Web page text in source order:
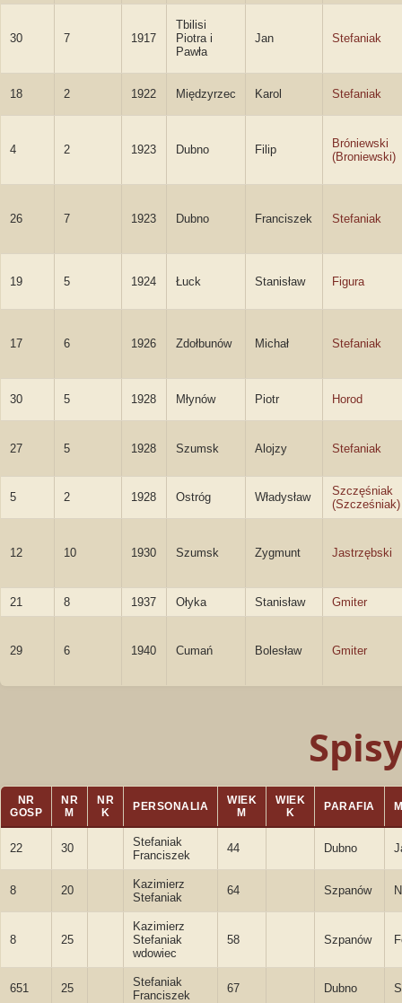
30 7 1917
Tbilisi
Piotra i
Pawła
Jan Stefaniak
18 2 1922 Międzyrzec Karol Stefaniak
4 2 1923 Dubno Filip
Bróniewski
(Broniewski)
26 7 1923 Dubno Franciszek Stefaniak
19 5 1924 Łuck Stanisław Figura
17 6 1926 Zdołbunów Michał Stefaniak
30 5 1928 Młynów Piotr Horod
27 5 1928 Szumsk Alojzy Stefaniak
5 2 1928 Ostróg Władysław
Szczęśniak
(Szcześniak)
12 10 1930 Szumsk Zygmunt Jastrzębski
21 8 1937 Ołyka Stanisław Gmiter
29 6 1940 Cumań Bolesław Gmiter
NR
GOSP
NR
M
NR
K
PERSONALIA
WIEK
M
WIEK
K
PARAFIA
22 30
Stefaniak
Franciszek
44 Dubno
8 20
Kazimierz
Stefaniak
64 Szpanów
8 25
Kazimierz
Stefaniak
wdowiec
58 Szpanów
651 25
Stefaniak
Franciszek
67 Dubno